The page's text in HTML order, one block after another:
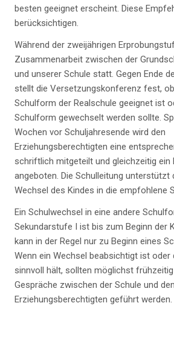
besten geeignet erscheint. Diese
berücksichtigen.
Während der zweijährigen
Zusammenarbeit zwischen der
und unserer Schule statt. Gegen Ende
stellt die Versetzungskonferenz fest,
Schulform der Realschule geeignet ist
Schulform gewechselt werden sollte.
Wochen vor Schuljahresende wird den
Erziehungsberechtigten eine
schriftlich mitgeteilt und gleichzeitig ein
angeboten. Die Schulleitung unterstützt
Wechsel des Kindes in die empfohlene
Ein Schulwechsel in eine andere
Sekundarstufe I ist bis zum Beginn der
kann in der Regel nur zu Beginn eines
Wenn ein Wechsel beabsichtigt ist oder
sinnvoll hält, sollten möglichst
Gespräche zwischen der Schule und den
Erziehungsberechtigten geführt werden.